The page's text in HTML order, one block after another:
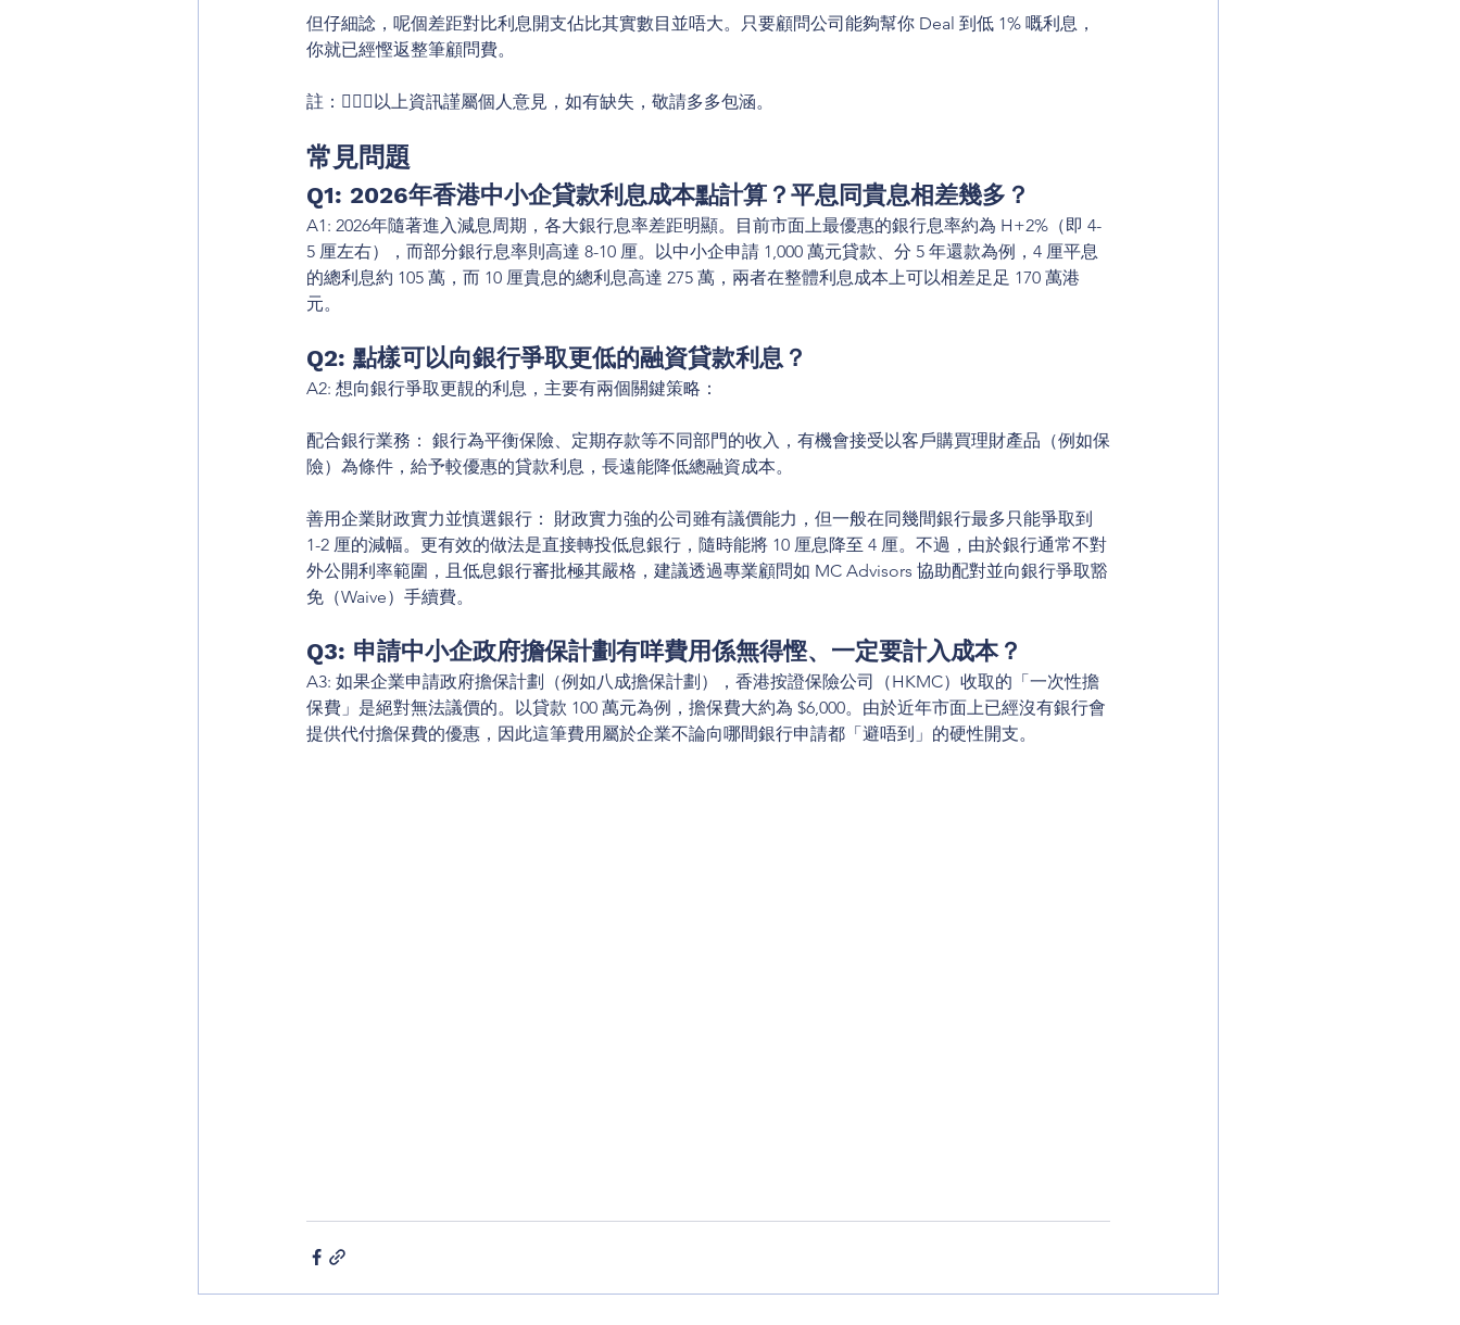
但仔細諗，呢個差距對比利息開支佔比其實數目並唔大。只要顧問公司能夠幫你 Deal 到低 1% 嘅利息，
你就已經慳返整筆顧問費。
註：🙇🏻‍♂️以上資訊謹屬個人意見，如有缺失，敬請多多包涵。
常見問題
Q1: 2026年香港中小企貸款利息成本點計算？平息同貴息相差幾多？
A1: 2026年隨著進入減息周期，各大銀行息率差距明顯。目前市面上最優惠的銀行息率約為 H+2%（即 4-
5 厘左右），而部分銀行息率則高達 8-10 厘。以中小企申請 1,000 萬元貸款、分 5 年還款為例，4 厘平息
的總利息約 105 萬，而 10 厘貴息的總利息高達 275 萬，兩者在整體利息成本上可以相差足足 170 萬港
元。
Q2: 點樣可以向銀行爭取更低的融資貸款利息？
A2: 想向銀行爭取更靚的利息，主要有兩個關鍵策略：
配合銀行業務： 銀行為平衡保險、定期存款等不同部門的收入，有機會接受以客戶購買理財產品（例如保
險）為條件，給予較優惠的貸款利息，長遠能降低總融資成本。
善用企業財政實力並慎選銀行： 財政實力強的公司雖有議價能力，但一般在同幾間銀行最多只能爭取到
1-2 厘的減幅。更有效的做法是直接轉投低息銀行，隨時能將 10 厘息降至 4 厘。不過，由於銀行通常不對
外公開利率範圍，且低息銀行審批極其嚴格，建議透過專業顧問如 MC Advisors 協助配對並向銀行爭取豁
免（Waive）手續費。
Q3: 申請中小企政府擔保計劃有咩費用係無得慳、一定要計入成本？
A3: 如果企業申請政府擔保計劃（例如八成擔保計劃），香港按證保險公司（HKMC）收取的「一次性擔
保費」是絕對無法議價的。以貸款 100 萬元為例，擔保費大約為 $6,000。由於近年市面上已經沒有銀行會
提供代付擔保費的優惠，因此這筆費用屬於企業不論向哪間銀行申請都「避唔到」的硬性開支。